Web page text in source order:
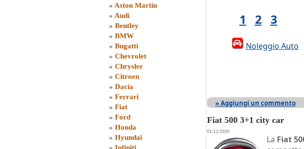
» Aston Martin
» Audi
» Bentley
» BMW
» Bugatti
» Chevrolet
» Chrysler
» Citroen
» Dacia
» Ferrari
» Fiat
» Ford
» Honda
» Hyundai
1 2 3
Noleggio Auto
» Aggiungi un commento
Fiat 500 3+1 city car
01/12/2020
La Fiat